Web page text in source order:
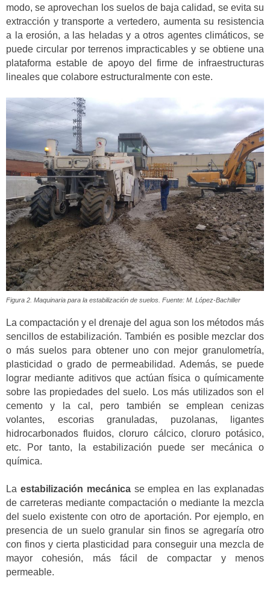
modo, se aprovechan los suelos de baja calidad, se evita su
extracción y transporte a vertedero, aumenta su resistencia
a la erosión, a las heladas y a otros agentes climáticos, se
puede circular por terrenos impracticables y se obtiene una
plataforma estable de apoyo del firme de infraestructuras
lineales que colabore estructuralmente con este.
Figura 2. Maquinaria para la estabilización de suelos. Fuente: M. López-Bachiller
La compactación y el drenaje del agua son los métodos más
sencillos de estabilización. También es posible mezclar dos
o más suelos para obtener uno con mejor granulometría,
plasticidad o grado de permeabilidad. Además, se puede
lograr mediante aditivos que actúan física o químicamente
sobre las propiedades del suelo. Los más utilizados son el
cemento y la cal, pero también se emplean cenizas
volantes, escorias granuladas, puzolanas, ligantes
hidrocarbonados fluidos, cloruro cálcico, cloruro potásico,
etc. Por tanto, la estabilización puede ser mecánica o
química.
La estabilización mecánicase emplea en las explanadas
de carreteras mediante compactación o mediante la mezcla
del suelo existente con otro de aportación. Por ejemplo, en
presencia de un suelo granular sin finos se agregaría otro
con finos y cierta plasticidad para conseguir una mezcla de
mayor cohesión, más fácil de compactar y menos
permeable.